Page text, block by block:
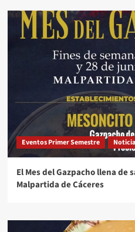
Eventos Primer Semestre
El Mes del Gazpacho llena
Malpartida de Cáceres